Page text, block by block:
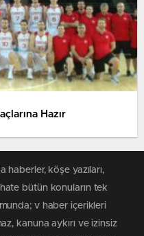
Hazır
haberler, köşe yazıları,
bütün konuların tek
v haber içerikleri
kanuna aykırı ve izinsiz